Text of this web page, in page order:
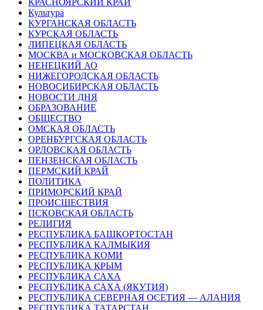
Культура
КУРГАНСКАЯ ОБЛАСТЬ
КУРСКАЯ ОБЛАСТЬ
ЛИПЕЦКАЯ ОБЛАСТЬ
МОСКВА и МОСКОВСКАЯ ОБЛАСТЬ
НЕНЕЦКИЙ АО
НИЖЕГОРОДСКАЯ ОБЛАСТЬ
НОВОСИБИРСКАЯ ОБЛАСТЬ
НОВОСТИ ДНЯ
ОБРАЗОВАНИЕ
ОБЩЕСТВО
ОМСКАЯ ОБЛАСТЬ
ОРЕНБУРГСКАЯ ОБЛАСТЬ
ОРЛОВСКАЯ ОБЛАСТЬ
ПЕНЗЕНСКАЯ ОБЛАСТЬ
ПЕРМСКИЙ КРАЙ
ПОЛИТИКА
ПРИМОРСКИЙ КРАЙ
ПРОИСШЕСТВИЯ
ПСКОВСКАЯ ОБЛАСТЬ
РЕЛИГИЯ
РЕСПУБЛИКА БАШКОРТОСТАН
РЕСПУБЛИКА КАЛМЫКИЯ
РЕСПУБЛИКА КОМИ
РЕСПУБЛИКА КРЫМ
РЕСПУБЛИКА САХА
РЕСПУБЛИКА САХА (ЯКУТИЯ)
РЕСПУБЛИКА СЕВЕРНАЯ ОСЕТИЯ — АЛАНИЯ
РЕСПУБЛИКА ТАТАРСТАН